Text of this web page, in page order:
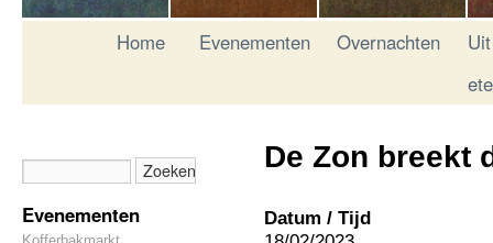
Home Evenementen Overnachten
Uit
Evenementen
De Zon breekt
Datum / Tijd